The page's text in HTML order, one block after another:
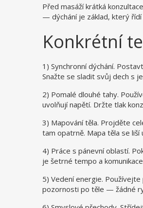
Před masáží krátká
— dýchání je základ, který
Konkrétní
1) Synchronní dýchání.
Snažte se sladit svůj dech s
2) Pomalé dlouhé tahy.
uvolňují napětí. Držte tlak
3) Mapování těla. Projděte
tam opatrně. Mapa těla se
4) Práce s pánevní oblastí.
je šetrné tempo a
5) Vedení energie.
pozornosti po těle — žádné